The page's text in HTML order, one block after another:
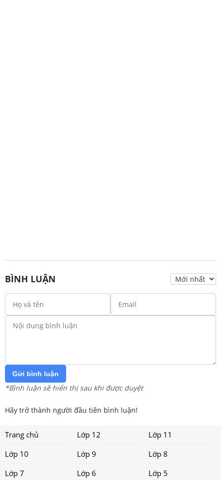
BÌNH LUẬN
Gửi bình luận
*Bình luận sẽ hiển thị sau khi được duyệt
Hãy trở thành người đầu tiên bình luận!
Trang chủ Lớp 12
Lớp 11
Lớp 10
Lớp 9
Lớp 8
Lớp 7
Lớp 6 Lớp 5